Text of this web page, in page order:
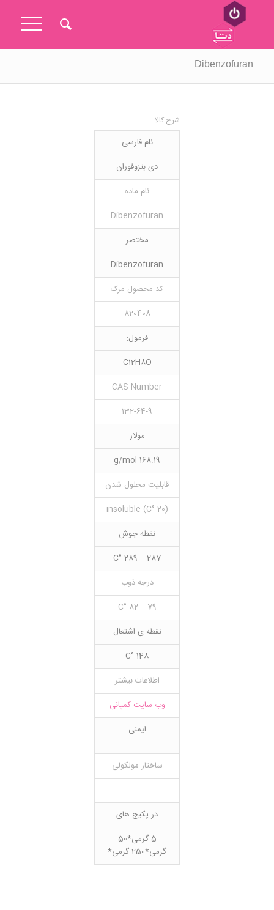
Dibenzofuran
شرح کالا
نام فارسی
دی بنزوفوران
نام ماده
Dibenzofuran
مختصر
Dibenzofuran
کد محصول مرک
820408
فرمول:
C12H8O
CAS Number
132-64-9
مولار
168.19 g/mol
قابلیت محلول شدن
(20 °C) insoluble
نقطه جوش
287 – 289 °C
درجه ذوب
79 – 82 °C
نقطه ی اشتعال
148 °C
اطلاعات بیشتر
وب سایت کمپانی
ایمنی
ساختار مولکولی
در پکیج های
5 گرمی*50
گرمی*250 گرمی*